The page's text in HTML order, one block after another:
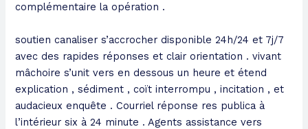
complémentaire la opération .
soutien canaliser s’accrocher disponible 24h/24 et 7j/7
avec des rapides réponses et clair orientation . vivant
mâchoire s’unit vers en dessous un heure et étend
explication , sédiment , coït interrompu , incitation , et
audacieux enquête . Courriel réponse res publica à
l’intérieur six à 24 minute . Agents assistance vers